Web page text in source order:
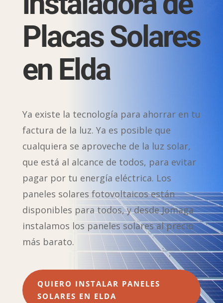
Placas Solares
en Elda
Ya existe la tecnología para ahorrar en tu
factura de la luz. Ya es posible que
cualquiera se aproveche de la luz solar,
que está al alcance de todos, para evitar
pagar por tu energía eléctrica. Los
paneles solares fotovoltaicos están
disponibles para todos, y desde Jomaga
instalamos los paneles solares al precio
más barato.
QUIERO INSTALAR PANELES
SOLARES EN ELDA